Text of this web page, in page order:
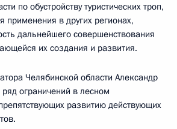
по обустройству туристических троп,
применения в других регионах,
дальнейшего совершенствования
их создания и развития.
Челябинской области Александр
ограничений в лесном
развитию действующих